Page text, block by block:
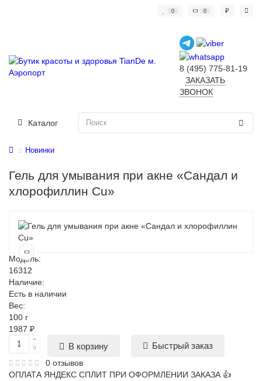
0 0 ₽
8 (495) 775-81-19
ЗАКАЗАТЬ
ЗВОНОК
Каталог
Новинки
Гель для умывания при акне «Сандал и
хлорофиллин Cu»
Модель:
16312
Наличие:
Есть в наличии
Вес:
100 г
1987 ₽
В корзину Быстрый заказ
0 отзывов
ОПЛАТА ЯНДЕКС СПЛИТ ПРИ ОФОРМЛЕНИИ ЗАКАЗА 👍